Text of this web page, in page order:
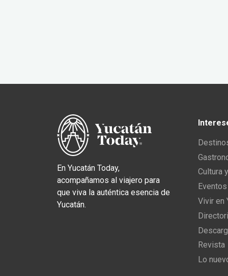
En Yucatán Today,
acompañamos al viajero para
que viva la auténtica esencia de
Yucatán.
Cultura
Vivir en
Revista
Lo